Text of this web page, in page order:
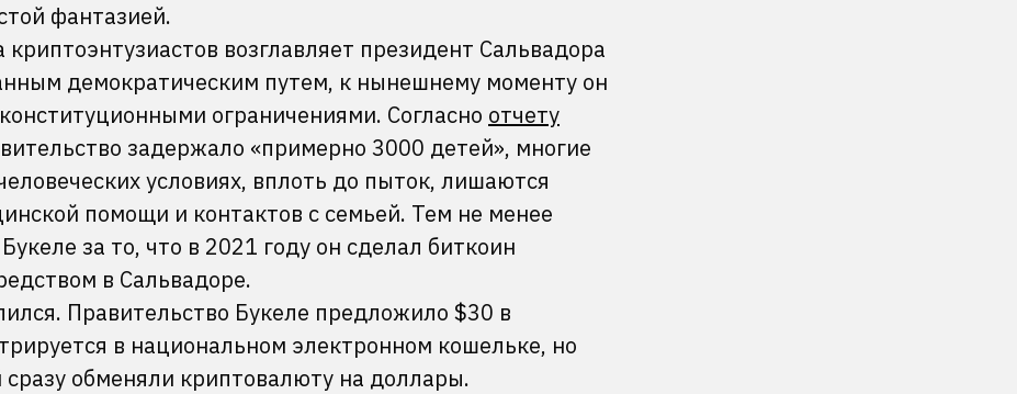
фантазией.
возглавляет президент Сальвадора
демократическим путем, к нынешнему моменту он
ограничениями. Согласно отчету
задержало «примерно 3000 детей», многие
условиях, вплоть до пыток, лишаются
помощи и контактов с семьей. Тем не менее
за то, что в 2021 году он сделал биткоин
в Сальвадоре.
Правительство Букеле предложило $30 в
в национальном электронном кошельке, но
обменяли криптовалюту на доллары.